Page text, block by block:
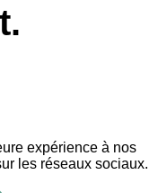
expérience à nos
les réseaux sociaux.